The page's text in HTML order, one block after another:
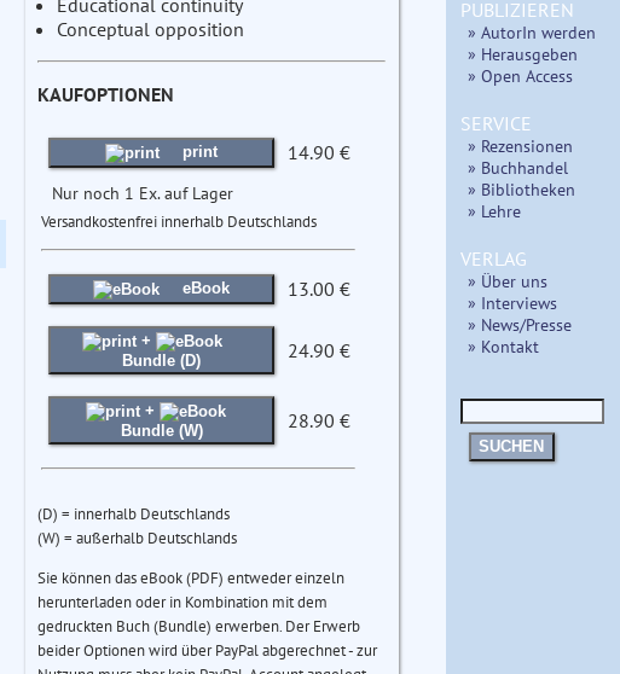
Educational continuity
Conceptual opposition
KAUFOPTIONEN
print 14.90 €
Nur noch 1 Ex. auf Lager
Versandkostenfrei innerhalb Deutschlands
eBook 13.00 €
+
Bundle (D)
24.90 €
+
Bundle (W)
28.90 €
(D) = innerhalb Deutschlands
(W) = außerhalb Deutschlands
Sie können das eBook (PDF) entweder einzeln
herunterladen oder in Kombination mit dem
gedruckten Buch (Bundle) erwerben. Der Erwerb
beider Optionen wird über PayPal abgerechnet - zur
PUBLIZIEREN
» AutorIn werden
» Herausgeben
» Open Access
SERVICE
» Rezensionen
» Buchhandel
» Bibliotheken
» Lehre
VERLAG
» Über uns
» Interviews
» News/Presse
» Kontakt
SUCHEN